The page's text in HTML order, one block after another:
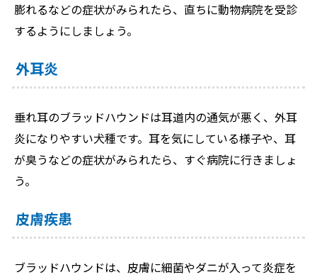
膨れるなどの症状がみられたら、直ちに動物病院を受診
するようにしましょう。
外耳炎
垂れ耳のブラッドハウンドは耳道内の通気が悪く、外耳
炎になりやすい犬種です。耳を気にしている様子や、耳
が臭うなどの症状がみられたら、すぐ病院に行きましょ
う。
皮膚疾患
ブラッドハウンドは、皮膚に細菌やダニが入って炎症を